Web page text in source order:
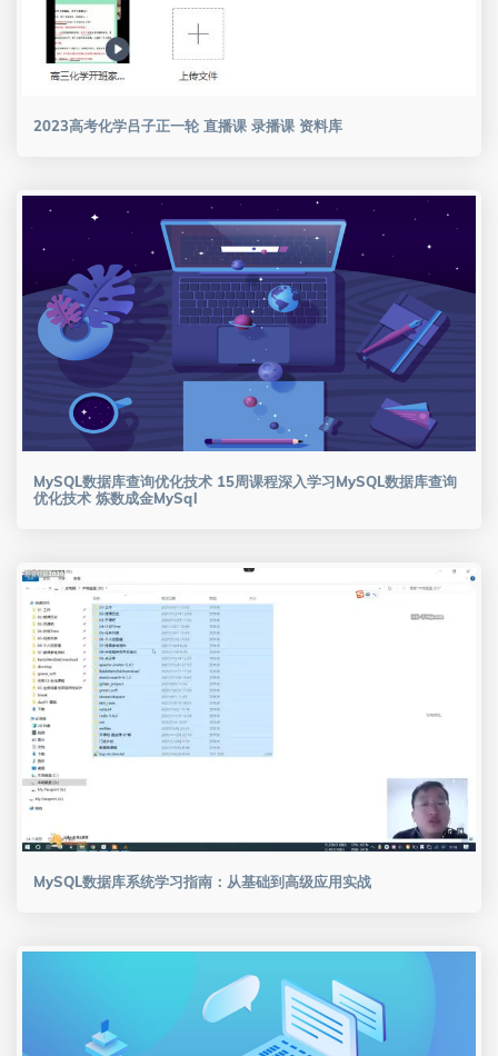
2023高考化学吕子正一轮 直播课 录播课 资料库
MySQL数据库查询优化技术 15周课程深入学习MySQL数据库查询
优化技术 炼数成金MySql
MySQL数据库系统学习指南：从基础到高级应用实战